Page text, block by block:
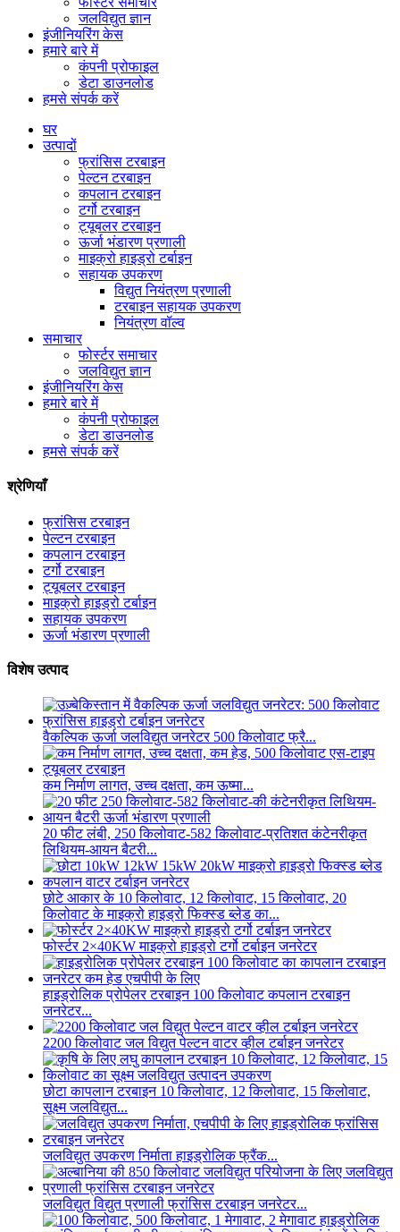
जलविद्युत ज्ञान
इंजीनियरिंग केस
हमारे बारे में
कंपनी प्रोफाइल
डेटा डाउनलोड
हमसे संपर्क करें
घर
उत्पादों
फ्रांसिस टरबाइन
पेल्टन टरबाइन
कपलान टरबाइन
टर्गो टरबाइन
ट्यूबलर टरबाइन
ऊर्जा भंडारण प्रणाली
माइक्रो हाइड्रो टर्बाइन
सहायक उपकरण
विद्युत नियंत्रण प्रणाली
टरबाइन सहायक उपकरण
नियंत्रण वॉल्व
समाचार
फोर्स्टर समाचार
जलविद्युत ज्ञान
इंजीनियरिंग केस
हमारे बारे में
कंपनी प्रोफाइल
डेटा डाउनलोड
हमसे संपर्क करें
श्रेणियाँ
फ्रांसिस टरबाइन
पेल्टन टरबाइन
कपलान टरबाइन
टर्गो टरबाइन
ट्यूबलर टरबाइन
माइक्रो हाइड्रो टर्बाइन
सहायक उपकरण
ऊर्जा भंडारण प्रणाली
विशेष उत्पाद
वैकल्पिक ऊर्जा जलविद्युत जनरेटर 500 किलोवाट फ्रै...
कम निर्माण लागत, उच्च दक्षता, कम ऊष्मा...
20 फीट लंबी, 250 किलोवाट-582 किलोवाट-प्रतिशत कंटेनरीकृत
लिथियम-आयन बैटरी...
छोटे आकार के 10 किलोवाट, 12 किलोवाट, 15 किलोवाट, 20
किलोवाट के माइक्रो हाइड्रो फिक्स्ड ब्लेड का...
फोर्स्टर 2×40KW माइक्रो हाइड्रो टर्गो टर्बाइन जनरेटर
हाइड्रोलिक प्रोपेलर टरबाइन 100 किलोवाट कपलान टरबाइन
जनरेटर...
2200 किलोवाट जल विद्युत पेल्टन वाटर व्हील टर्बाइन जनरेटर
छोटा कापलान टरबाइन 10 किलोवाट, 12 किलोवाट, 15 किलोवाट,
सूक्ष्म जलविद्युत...
जलविद्युत उपकरण निर्माता हाइड्रोलिक फ्रैंक...
जलविद्युत विद्युत प्रणाली फ्रांसिस टरबाइन जनरेटर...